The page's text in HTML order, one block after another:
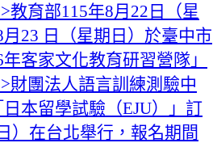
教育部115年8月22日（星
23 日（星期日）於臺中市
客家文化教育研習營隊」
財團法人語言訓練測驗中
本留學試驗（EJU）」訂
）在台北舉行，報名期間